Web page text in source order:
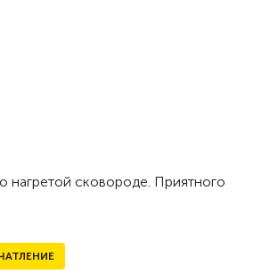
нагретой сковороде. Приятного